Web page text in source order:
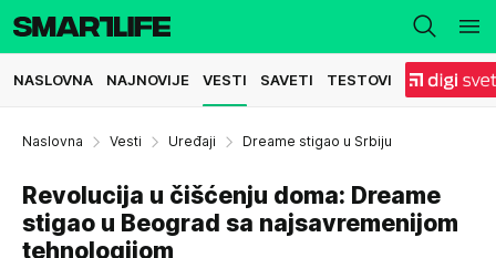
NASLOVNA NAJNOVIJE VESTI SAVETI TESTOVI
Naslovna Vesti Uređaji Dreame stigao u Srbiju
Revolucija u čišćenju doma: Dreame
stigao u Beograd sa najsavremenijom
tehnologijom